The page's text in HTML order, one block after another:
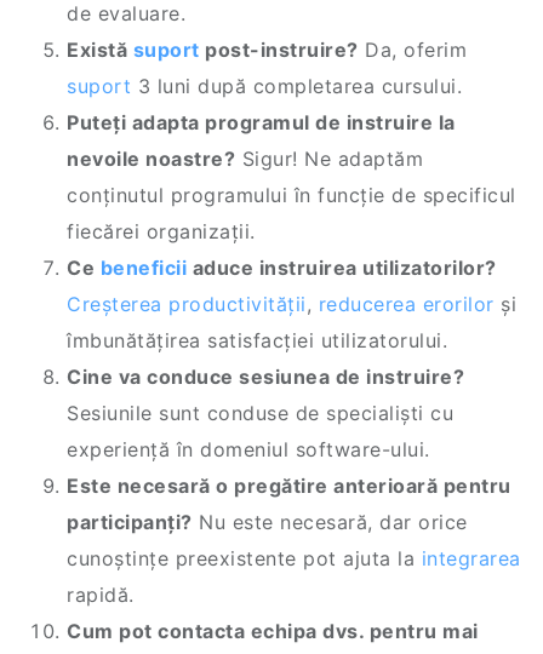
de evaluare.
Există suport post-instruire? Da, oferim
suport 3 luni după completarea cursului.
Puteți adapta programul de instruire la
nevoile noastre? Sigur! Ne adaptăm
conținutul programului în funcție de specificul
fiecărei organizații.
Ce beneficii aduce instruirea utilizatorilor?
Creșterea productivității, reducerea erorilor și
îmbunătățirea satisfacției utilizatorului.
Cine va conduce sesiunea de instruire?
Sesiunile sunt conduse de specialiști cu
experiență în domeniul software-ului.
Este necesară o pregătire anterioară pentru
participanți? Nu este necesară, dar orice
cunoștințe preexistente pot ajuta la integrarea
rapidă.
Cum pot contacta echipa dvs. pentru mai